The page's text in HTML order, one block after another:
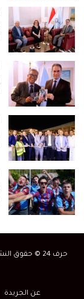
حرف 24 © حقوق النشر 2026، جميع الحقوق محفوظة. تم التطوير بواسطة
عن الجريدة